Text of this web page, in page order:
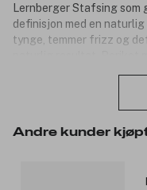
Lernberger Stafsing som
definisjon med en
tynge, temmer frizz og
og styrker hårets
Produktnummer:
Andre kunder